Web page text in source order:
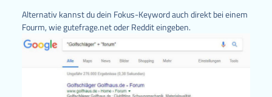
Alternativ kannst du dein Fokus-Keyword auch direkt bei einem
Fourm, wie gutefrage.net oder Reddit eingeben.